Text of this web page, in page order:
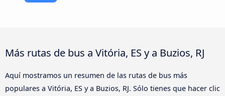
Más rutas de bus a Vitória, ES y a Buzios, RJ
Aquí mostramos un resumen de las rutas de bus más
populares a Vitória, ES y a Buzios, RJ. Sólo tienes que hacer clic